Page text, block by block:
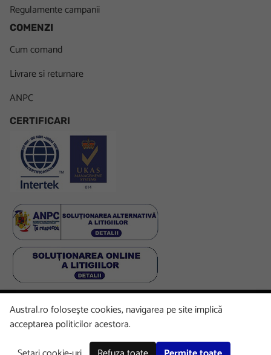
Regulamente campanii
COMENZI
Cum comand
Livrare si returnare
ANPC
CERTIFICARI
FacebookLinkedInInstagramYoutube
Austral.ro folosește cookies, navigarea pe site implică
acceptarea politicilor acestora.